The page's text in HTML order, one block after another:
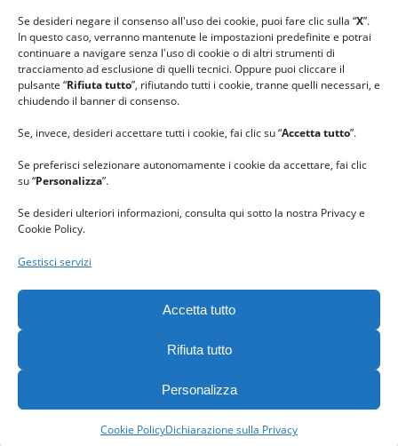
Se desideri negare il consenso all'uso dei cookie, puoi fare clic sulla “X”.
In questo caso, verranno mantenute le impostazioni predefinite e potrai
continuare a navigare senza l'uso di cookie o di altri strumenti di
tracciamento ad esclusione di quelli tecnici. Oppure puoi cliccare il
pulsante “Rifiuta tutto”, rifiutando tutti i cookie, tranne quelli necessari, e
chiudendo il banner di consenso.
Se, invece, desideri accettare tutti i cookie, fai clic su “Accetta tutto”.
Se preferisci selezionare autonomamente i cookie da accettare, fai clic
su “Personalizza”.
Se desideri ulteriori informazioni, consulta qui sotto la nostra Privacy e
Cookie Policy.
Gestisci servizi
Accetta tutto
Rifiuta tutto
Personalizza
Cookie PolicyDichiarazione sulla Privacy
#ilcaloredellempatia
Gomitolorosa. Tutti i diritti riservati. - C. F. 90063400023 -Privacy
policy-Cookie policy